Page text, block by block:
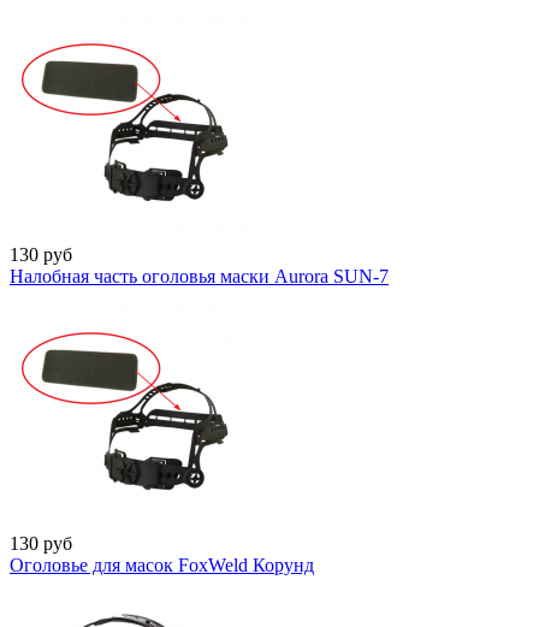
130 руб
Налобная часть оголовья маски Aurora SUN-7
130 руб
Оголовье для масок FoxWeld Корунд